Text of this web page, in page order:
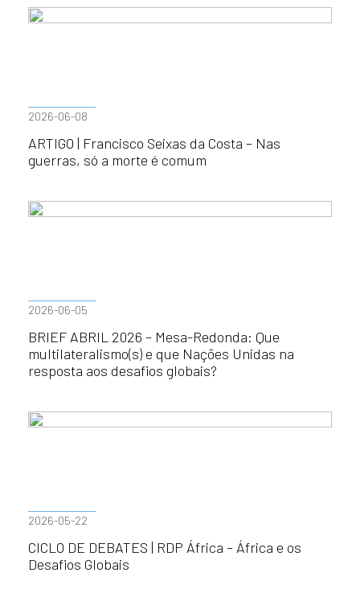
2026-06-08
ARTIGO | Francisco Seixas da Costa – Nas
guerras, só a morte é comum
2026-06-05
BRIEF ABRIL 2026 – Mesa-Redonda: Que
multilateralismo(s) e que Nações Unidas na
resposta aos desafios globais?
2026-05-22
CICLO DE DEBATES | RDP África – África e os
Desafios Globais